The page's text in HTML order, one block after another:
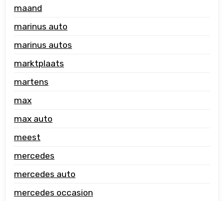
maand
marinus auto
marinus autos
marktplaats
martens
max
max auto
meest
mercedes
mercedes auto
mercedes occasion